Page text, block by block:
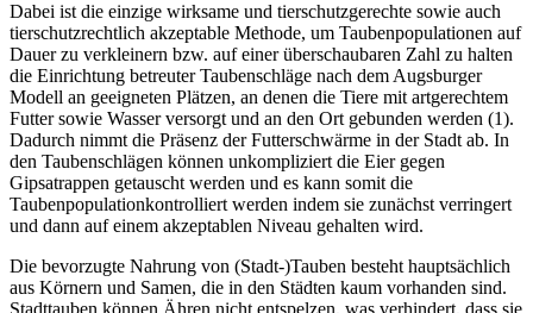
Dabei ist die einzige wirksame und tierschutzgerechte sowie auch
tierschutzrechtlich akzeptable Methode, um Taubenpopulationen auf
Dauer zu verkleinern bzw. auf einer überschaubaren Zahl zu halten
die Einrichtung betreuter Taubenschläge nach dem Augsburger
Modell an geeigneten Plätzen, an denen die Tiere mit artgerechtem
Futter sowie Wasser versorgt und an den Ort gebunden werden (1).
Dadurch nimmt die Präsenz der Futterschwärme in der Stadt ab. In
den Taubenschlägen können unkompliziert die Eier gegen
Gipsatrappen getauscht werden und es kann somit die
Taubenpopulationkontrolliert werden indem sie zunächst verringert
und dann auf einem akzeptablen Niveau gehalten wird.
Die bevorzugte Nahrung von (Stadt-)Tauben besteht hauptsächlich
aus Körnern und Samen, die in den Städten kaum vorhanden sind.